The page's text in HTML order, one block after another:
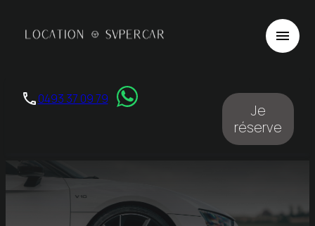
menu
phone0493 37 09 79
Je
réserve